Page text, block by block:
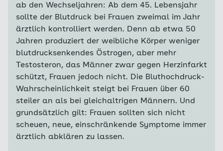
ab den Wechseljahren: Ab dem 45. Lebensjahr
sollte der Blutdruck bei Frauen zweimal im Jahr
ärztlich kontrolliert werden. Denn ab etwa 50
Jahren produziert der weibliche Körper weniger
blutdrucksenkendes Östrogen, aber mehr
Testosteron, das Männer zwar gegen Herzinfarkt
schützt, Frauen jedoch nicht. Die Bluthochdruck-
Wahrscheinlichkeit steigt bei Frauen über 60
steiler an als bei gleichaltrigen Männern. Und
grundsätzlich gilt: Frauen sollten sich nicht
scheuen, neue, einschränkende Symptome immer
ärztlich abklären zu lassen.